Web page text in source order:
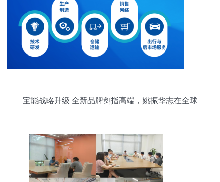
宝能战略升级 全新品牌剑指高端，姚振华志在全球